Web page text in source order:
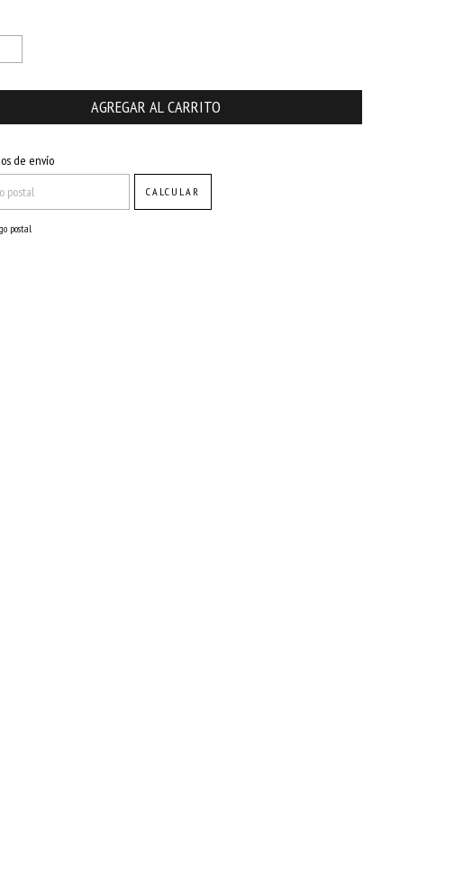
el CP:
de envío
CALCULAR
postal